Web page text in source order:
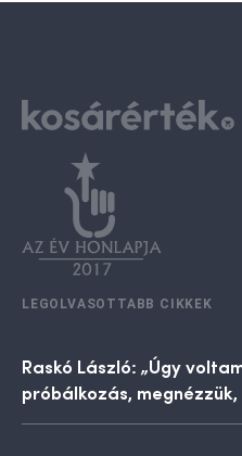
LEGOLVASOTTABB CIKKEK
Raskó László: „Úgy
próbálkozás,